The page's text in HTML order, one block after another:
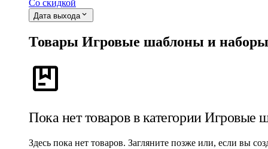
Со скидкой
Дата выхода expand_more
Товары Игровые шаблоны и наборы
package
Пока нет товаров в категории Игровые
Здесь пока нет товаров. Загляните позже или, если вы